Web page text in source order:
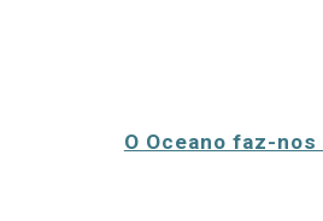
O Oceano faz-